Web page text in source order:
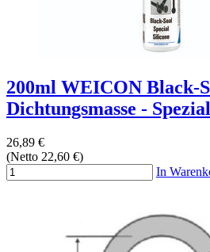
200ml WEICON Black-
Dichtungsmasse -
26,89 €
(Netto 22,60 €)
In